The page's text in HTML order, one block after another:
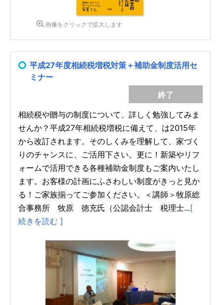
画像をクリックで拡大します
平成27年度相続税増税対策＋補助金制度活用セ
ミナー
終了
相続税や贈与の制度について、詳しく勉強してみま
せんか？平成27年相続税増税に備えて、は2015年
から改訂されます。そのしくみを理解して、家づく
りのチャンスに、ご活用下さい。更に！新築やリフ
ォームで活用できる各種補助金制度もご案内いたし
ます。お客様の計画にふさわしい制度がきっと見か
る！ご家族揃ってご参加ください。＜講師＞牧原総
合事務所 牧原 徳充氏（公認会計士 税理士...[
続きを読む ]